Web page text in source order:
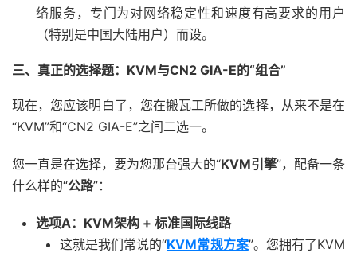
络服务，专门为对网络稳定性和速度有高要求的用户
（特别是中国大陆用户）而设。
三、真正的选择题：KVM与CN2 GIA-E的“组合”
现在，您应该明白了，您在搬瓦工所做的选择，从来不是在
“KVM”和“CN2 GIA-E”之间二选一。
您一直是在选择，要为您那台强大的“KVM引擎”，配备一条
什么样的“公路”：
选项A：KVM架构 + 标准国际线路
这就是我们常说的“KVM常规方案”。您拥有了KVM